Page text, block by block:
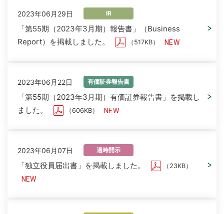
2023年06月29日 IR
「第55期（2023年3月期）報告書」（Business
Report）を掲載しました。
（517KB）
2023年06月22日 有価証券報告書
「第55期（2023年3月期）有価証券報告書」を掲載し
ました。
（606KB）
2023年06月07日 適時開示
「独立役員届出書」を掲載しました。 （23KB）